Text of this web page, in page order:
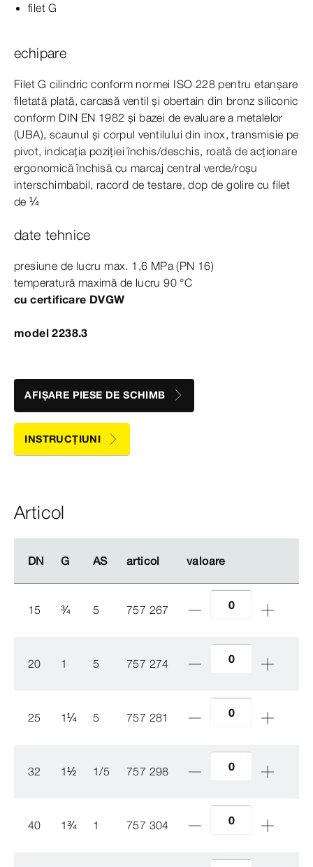
filet G
echipare
Filet G cilindric conform normei ISO 228 pentru etanșare
filetată plată, carcasă ventil și obertain din bronz siliconic
conform DIN EN 1982 și bazei de evaluare a metalelor
(UBA), scaunul și corpul ventilului din inox, transmisie pe
pivot, indicația poziției închis/deschis, roată de acționare
ergonomică închisă cu marcaj central verde/roșu
interschimbabil, racord de testare, dop de golire cu filet
de ¼
date tehnice
presiune de lucru max. 1 ,6 MPa(PN 16)
temperatură maximă de lucru 90 °C
cu certificare DVGW
model 2238.3
AFIȘARE PIESE DE SCHIMB
INSTRUCȚIUNI
Articol
DN G AS articol valoare
DN G AS articol valoare
15 ¾ 5 757 267
20 1 5 757 274
25 1¼ 5 757 281
32 1½ 1/5 757 298
40 1¾ 1 757 304